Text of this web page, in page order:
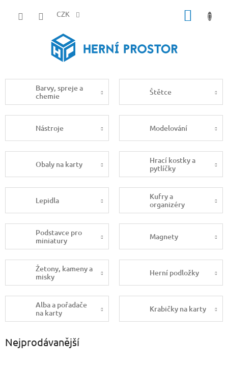
CZK
Barvy, spreje a
chemie
Štětce
Nástroje Modelování
Obaly na karty
Hrací kostky a
pytlíčky
Lepidla
Kufry a
organizéry
Podstavce pro
miniatury
Magnety
Žetony, kameny a
misky
Herní podložky
Alba a pořadače
na karty
Krabičky na karty
Nejprodávanější